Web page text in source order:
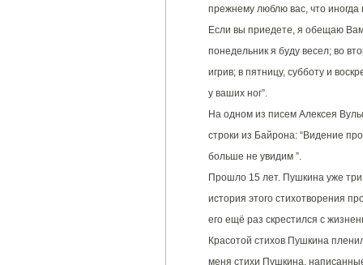
прежнему люблю вас, что
Если вы приедете, я обещаю
понедельник я буду весел; во
игрив; в пятницу, субботу и
у ваших ног”.
На одном из писем Алексея
строки из Байрона: “Видение
больше не увидим ”.
Прошло 15 лет. Пушкина уже
история этого стихотворения
его ещё раз скрестился с
Красотой стихов Пушкина
меня стихи Пушкина,